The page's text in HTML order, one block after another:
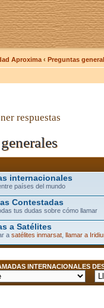
Aproxima ‹ Preguntas
respuestas
internacionales
países del mundo
Contestadas
tus dudas sobre cómo llamar
a Satélites
a satélites inmarsat, llamar a
INTERNACIONALES